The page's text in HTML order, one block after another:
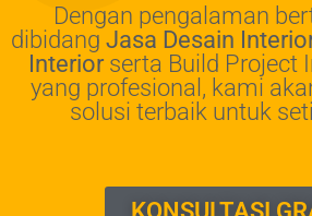
Dengan pengalaman
dibidang Jasa Desain
Interiorserta Build Project
yang profesional, kami
solusi terbaik untuk